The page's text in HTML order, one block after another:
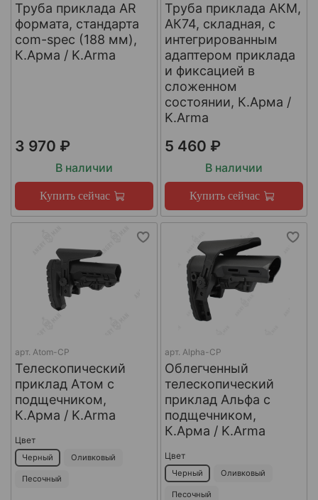
Труба приклада AR
формата, стандарта
com-spec (188 мм),
К.Арма / K.Arma
3 970 ₽
В наличии
Купить сейчас
Труба приклада АКМ,
АК74, складная, с
интегрированным
адаптером приклада
и фиксацией в
сложенном
состоянии, К.Арма /
K.Arma
5 460 ₽
В наличии
Купить сейчас
арт. Atom-CP
Телескопический
приклад Атом с
подщечником,
К.Арма / K.Arma
Цвет
Черный Оливковый
Песочный
арт. Alpha-CP
Облегченный
телескопический
приклад Альфа с
подщечником,
К.Арма / K.Arma
Цвет
Черный Оливковый
Песочный